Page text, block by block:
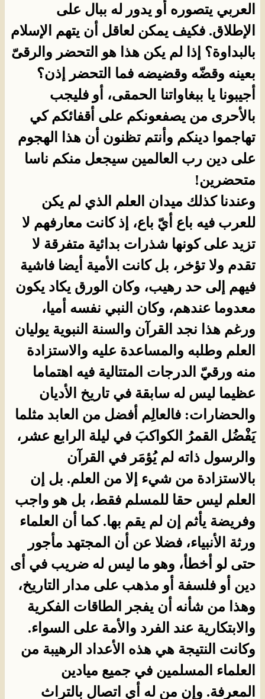
العربي يتصوره أو يدور له ببال على
الإطلاق. فكيف يمكن لعاقل أن يتهم الإسلام
بالبداوة؟ إذا لم يكن هذا هو التحضر والرقىّ
بعينه وقضّه وقضيضه فما التحضر إذن؟
أجيبونا يا ببغاواتنا الحمقى، أو فليجب
بالأحرى من يصفعونكم على أقفائكم كي
تهاجموا دينكم وأنتم تظنون أن هذا الهجوم
على دين رب العالمين سيجعل منكم ناسا
متحضرين!
وعندنا كذلك ميدان العلم الذي لم يكن
للعرب فيه باع أيّ باع، إذ كانت معارفهم لا
تزيد على كونها شذرات بدائية متفرقة لا
تقدم ولا تؤخر، بل كانت الأمية أيضا فاشية
فيهم إلى حد رهيب، وكان الورق يكاد يكون
معدوما عندهم، وكان النبي نفسه أميا،
ورغم هذا نجد القرآن والسنة النبوية يوليان
العلم وطلبه والمساعدة عليه والاستزادة
منه ورقيّ الدرجات المتتالية فيه اهتماما
عظيما ليس له سابقة في تاريخ الأديان
والحضارات: فالعالِم أفضل من العابد مثلما
يَفْضُل القمرُ الكواكبَ في ليلة الرابع عشر،
والرسول ذاته لم يُؤمَر في القرآن
بالاستزادة من شيء إلا من العلم. بل إن
العلم ليس حقا للمسلم فقط، بل هو واجب
وفريضة يأثم إن لم يقم بها. كما أن العلماء
ورثة الأنبياء، فضلا عن أن المجتهد مأجور
حتى لو أخطأ، وهو ما ليس له ضريب في أى
دين أو فلسفة أو مذهب على مدار التاريخ،
وهذا من شأنه أن يفجر الطاقات الفكرية
والابتكارية عند الفرد والأمة على السواء.
وكانت النتيجة هي هذه الأعداد الرهيبة من
العلماء المسلمين في جميع ميادين
المعرفة. وإن من له أي اتصال بالتراث